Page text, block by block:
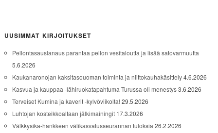
UUSIMMAT KIRJOITUKSET
Pellontasauslanaus parantaa pellon vesitaloutta ja lisää satovarmuutta
5.6.2026
Kaukanaronojan kaksitasouoman toiminta ja niittokauhakäsittely4.6.2026
Kasvua ja kauppaa -lähiruokatapahtuma Turussa oli menestys3.6.2026
Terveiset Kumina ja kaverit -kylvöviikolta!29.5.2026
Luhtojan kosteikkoaltaan jälkimainingit 17.3.2026
Välkkysika-hankkeen välikasvatusseurannan tuloksia 26.2.2026